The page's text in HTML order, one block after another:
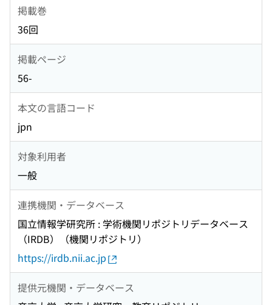
掲載巻
36回
掲載ページ
56-
本文の言語コード
jpn
対象利用者
一般
連携機関・データベース
国立情報学研究所 : 学術機関リポジトリデータベース
（IRDB）（機関リポジトリ）
https://irdb.nii.ac.jp
提供元機関・データベース